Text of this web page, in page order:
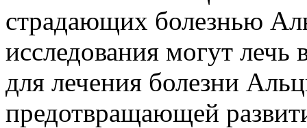
страдающих болезнью
исследования могут лечь
для лечения болезни
предотвращающей